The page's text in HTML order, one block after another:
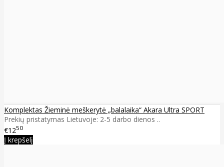
Komplektas Žieminė meškerytė „balalaika“ Akara Ultra SPORT
Prekių pristatymas Lietuvoje: 2-5 darbo dienos ..
€1250
Į krepšelį